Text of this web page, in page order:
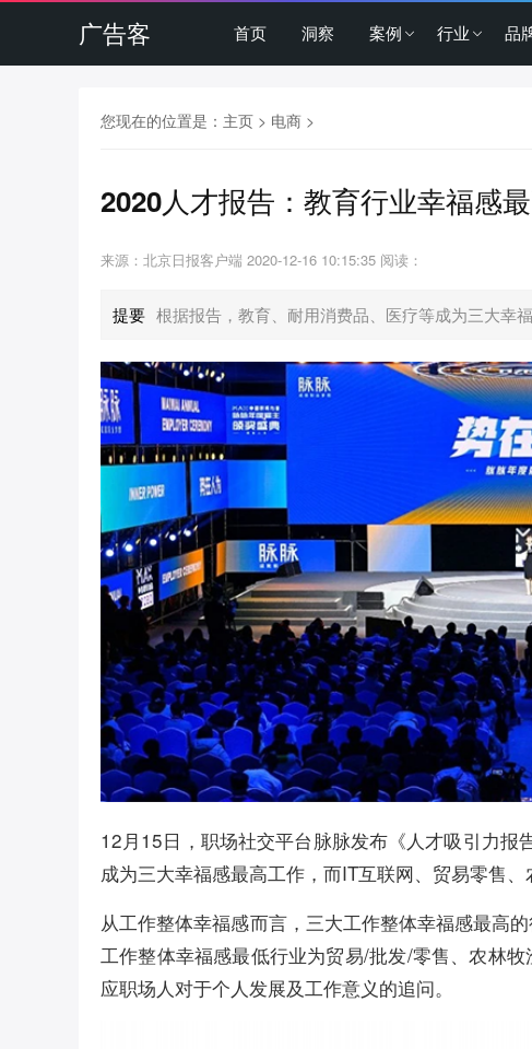
广告客 首页 洞察 案例 行业 品
您现在的位置是： 主页 > 电商 >
2020人才报告：教育行业幸福感
来源：北京日报客户端 2020-12-16 10:15:35 阅读：
提要 根据报告，教育、耐用消费品、医疗等成为三大幸
12月15日，职场社交平台脉脉发布《人才吸引力
成为三大幸福感最高工作，而IT互联网、贸易零售、
从工作整体幸福感而言，三大工作整体幸福感最高
工作整体幸福感最低行业为贸易/批发/零售、农林
应职场人对于个人发展及工作意义的追问。